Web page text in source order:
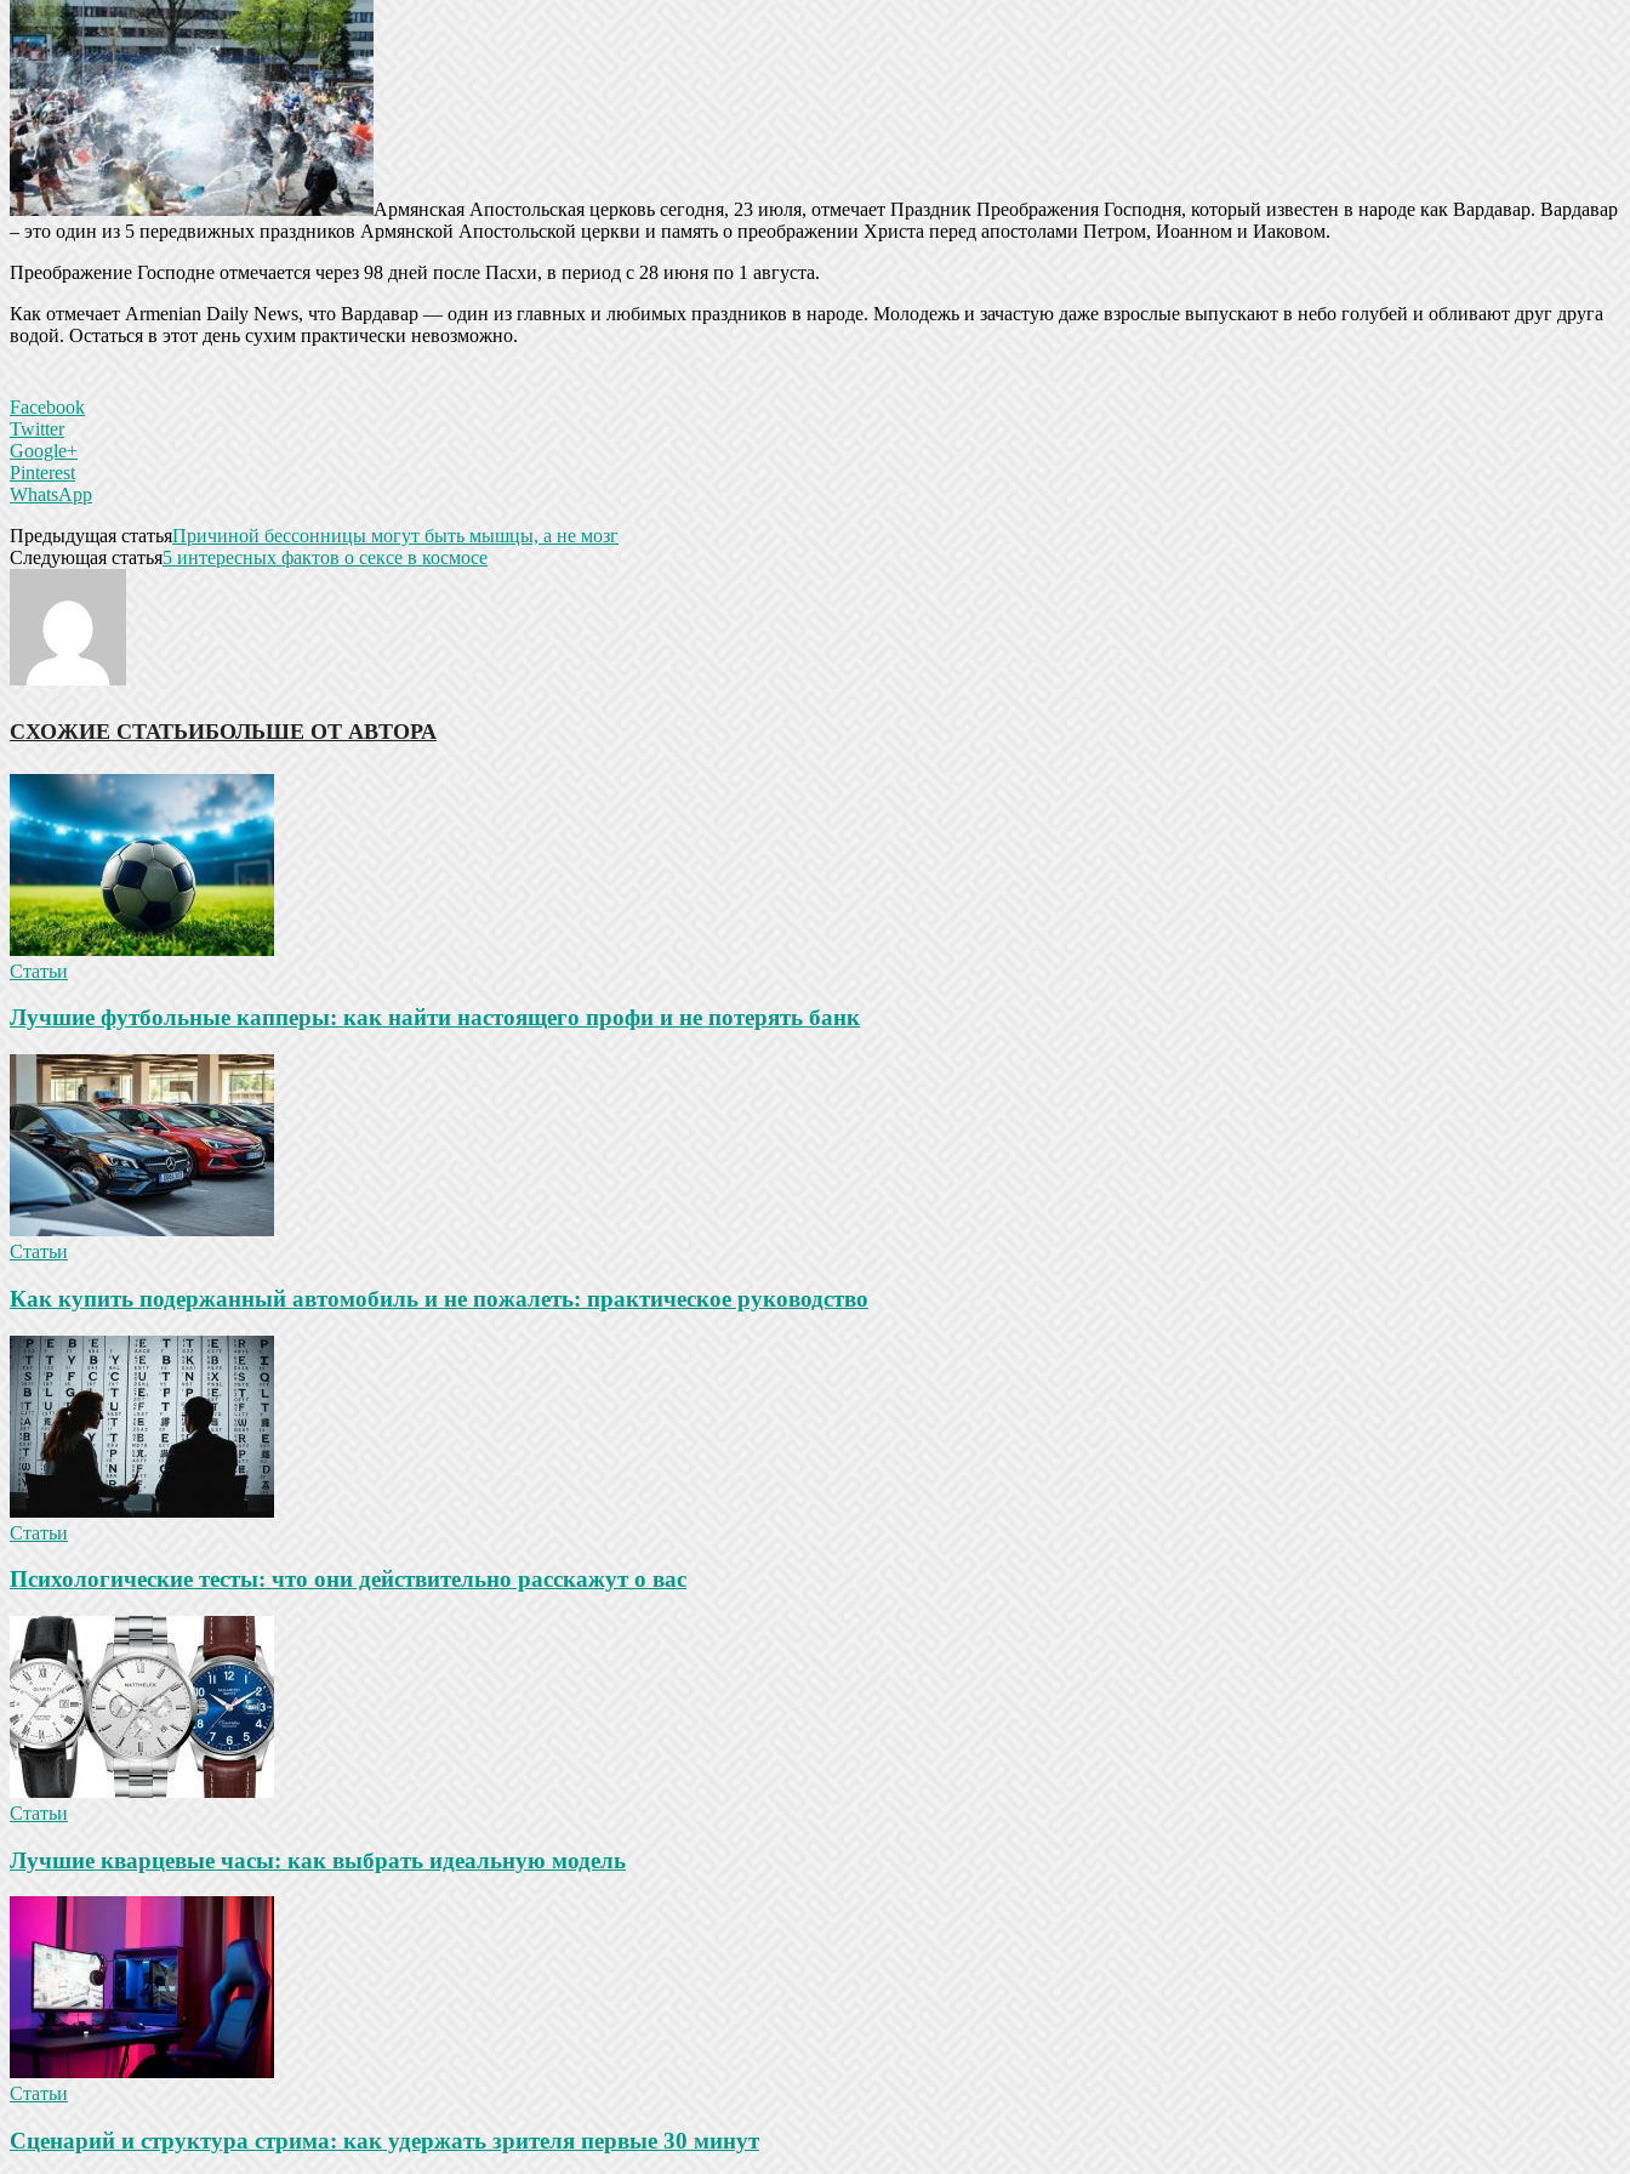
Армянская Апостольская церковь сегодня, 23 июля, отмечает Праздник Преображения Господня, который известен в народе как Вардавар. Вардавар
– это один из 5 передвижных праздников Армянской Апостольской церкви и память о преображении Христа перед апостолами Петром, Иоанном и Иаковом.
Преображение Господне отмечается через 98 дней после Пасхи, в период с 28 июня по 1 августа.
Как отмечает Armenian Daily News, что Вардавар — один из главных и любимых праздников в народе. Молодежь и зачастую даже взрослые выпускают в небо голубей и обливают друг друга
водой. Остаться в этот день сухим практически невозможно.
Facebook
Twitter
Google+
Pinterest
WhatsApp
Предыдущая статьяПричиной бессонницы могут быть мышцы, а не мозг
Следующая статья5 интересных фактов о сексе в космосе
СХОЖИЕ СТАТЬИБОЛЬШЕ ОТ АВТОРА
Статьи
Лучшие футбольные капперы: как найти настоящего профи и не потерять банк
Статьи
Как купить подержанный автомобиль и не пожалеть: практическое руководство
Статьи
Психологические тесты: что они действительно расскажут о вас
Статьи
Лучшие кварцевые часы: как выбрать идеальную модель
Статьи
Сценарий и структура стрима: как удержать зрителя первые 30 минут